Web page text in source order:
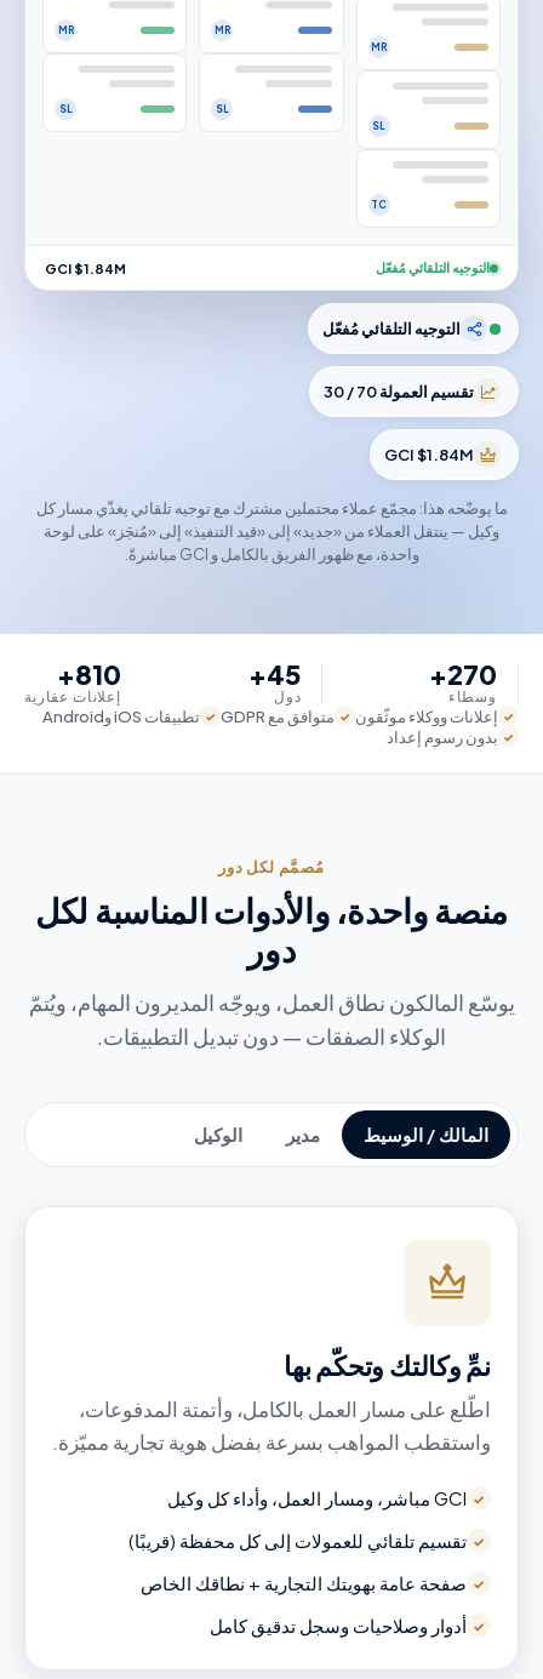
MR
SL
TC
MR
SL
MR
SL
التوجيه التلقائي مُفعّل GCI $1.84M
التوجيه التلقائي مُفعّل
تقسيم العمولة 70 / 30
GCI $1.84M
ما يوضّحه هذا: مجمّع عملاء محتملين مشترك مع توجيه تلقائي يغذّي مسار كل
وكيل — ينتقل العملاء من «جديد» إلى «قيد التنفيذ» إلى «مُنجَز» على لوحة
واحدة، مع ظهور الفريق بالكامل و GCI مباشرةً.
270+
وسطاء
45+
دول
810+
إعلانات عقارية
✓ إعلانات ووكلاء موثّقون ✓ متوافق مع GDPR ✓ تطبيقات iOS وAndroid
✓ بدون رسوم إعداد
مُصمَّم لكل دور
منصة واحدة، والأدوات المناسبة لكل
دور
يوسّع المالكون نطاق العمل، ويوجّه المديرون المهام، ويُتمّ
الوكلاء الصفقات — دون تبديل التطبيقات.
المالك / الوسيط مدير الوكيل
نمِّ وكالتك وتحكّم بها
اطّلع على مسار العمل بالكامل، وأتمتة المدفوعات،
واستقطب المواهب بسرعة بفضل هوية تجارية مميّزة.
✓ GCI مباشر، ومسار العمل، وأداء كل وكيل
✓ تقسيم تلقائي للعمولات إلى كل محفظة (قريبًا)
✓ صفحة عامة بهويتك التجارية + نطاقك الخاص
✓ أدوار وصلاحيات وسجل تدقيق كامل